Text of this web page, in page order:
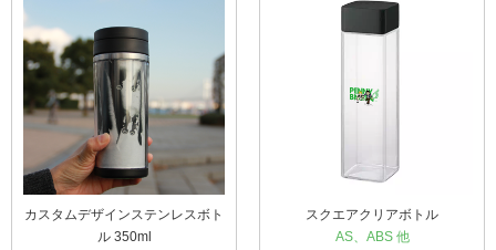
カスタムデザインステンレスボト
ル 350ml
スクエアクリアボトル
AS、ABS 他